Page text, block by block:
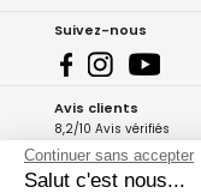
Suivez-nous
Avis clients
8,2/10 Avis vérifiés
L'Appli Phox
Continuer sans accepter
Salut c'est nous...